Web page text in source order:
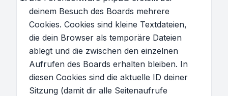
deinem Besuch des Boards mehrere
Cookies. Cookies sind kleine Textdateien,
die dein Browser als temporäre Dateien
ablegt und die zwischen den einzelnen
Aufrufen des Boards erhalten bleiben. In
diesen Cookies sind die aktuelle ID deiner
Sitzung (damit dir alle Seitenaufrufe